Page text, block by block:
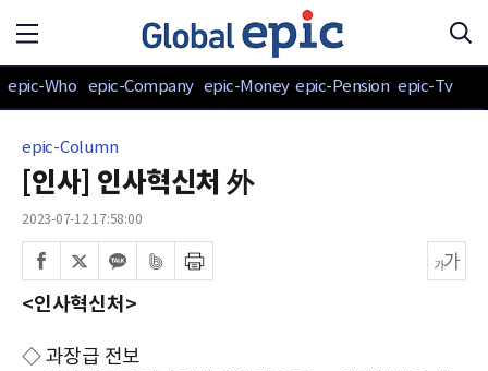
epic-Who epic-Company epic-Money epic-Pension epic-Tv
epic-Column
[인사] 인사혁신처 外
2023-07-12 17:58:00
<인사혁신처>
◇ 과장급 전보